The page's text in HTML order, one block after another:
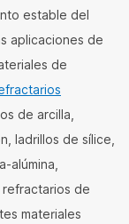
estable del
aplicaciones de
de
de arcilla,
ladrillos de sílice,
alúmina,
de
materiales